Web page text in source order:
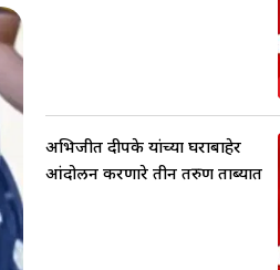
अभिजीत दीपके यांच्या घराबाहेर
आंदोलन करणारे तीन तरुण ताब्यात